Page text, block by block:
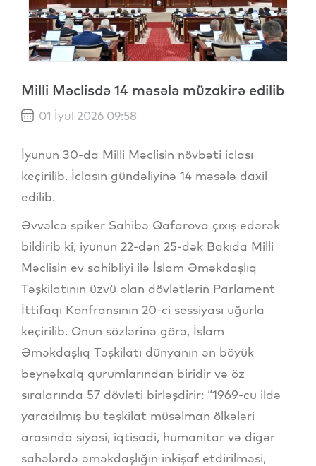
Milli Məclisdə 14 məsələ müzakirə edilib
01 İyul 2026 09:58
İyunun 30-da Milli Məclisin növbəti iclası
keçirilib. İclasın gündəliyinə 14 məsələ daxil
edilib.
Əvvəlcə spiker Sahibə Qafarova çıxış edərək
bildirib ki, iyunun 22-dən 25-dək Bakıda Milli
Məclisin ev sahibliyi ilə İslam Əməkdaşlıq
Təşkilatının üzvü olan dövlətlərin Parlament
İttifaqı Konfransının 20-ci sessiyası uğurla
keçirilib. Onun sözlərinə görə, İslam
Əməkdaşlıq Təşkilatı dünyanın ən böyük
beynəlxalq qurumlarından biridir və öz
sıralarında 57 dövləti birləşdirir: “1969-cu ildə
yaradılmış bu təşkilat müsəlman ölkələri
arasında siyasi, iqtisadi, humanitar və digər
sahələrdə əməkdaşlığın inkişaf etdirilməsi,